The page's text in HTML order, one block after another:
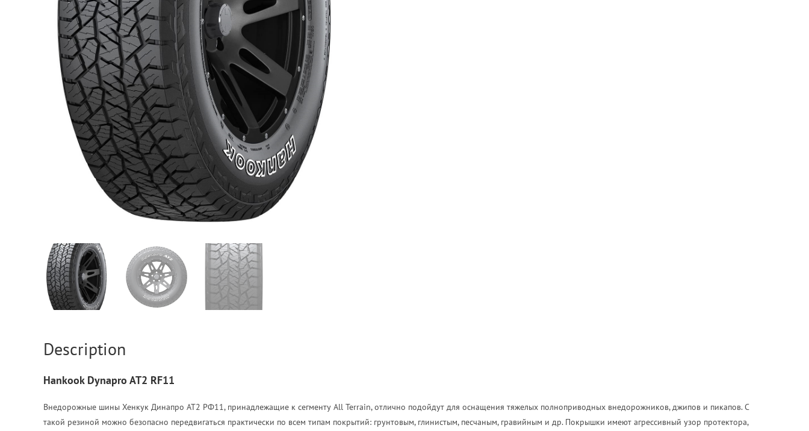
Description
Hankook Dynapro AT2 RF11
Внедорожные шины Хенкук Динапро АТ2 РФ11, принадлежащие к сегменту All Terrain, отлично подойдут для оснащения тяжелых полноприводных внедорожников, джипов и пикапов. С
такой резиной можно безопасно передвигаться практически по всем типам покрытий: грунтовым, глинистым, песчаным, гравийным и др. Покрышки имеют агрессивный узор протектора,